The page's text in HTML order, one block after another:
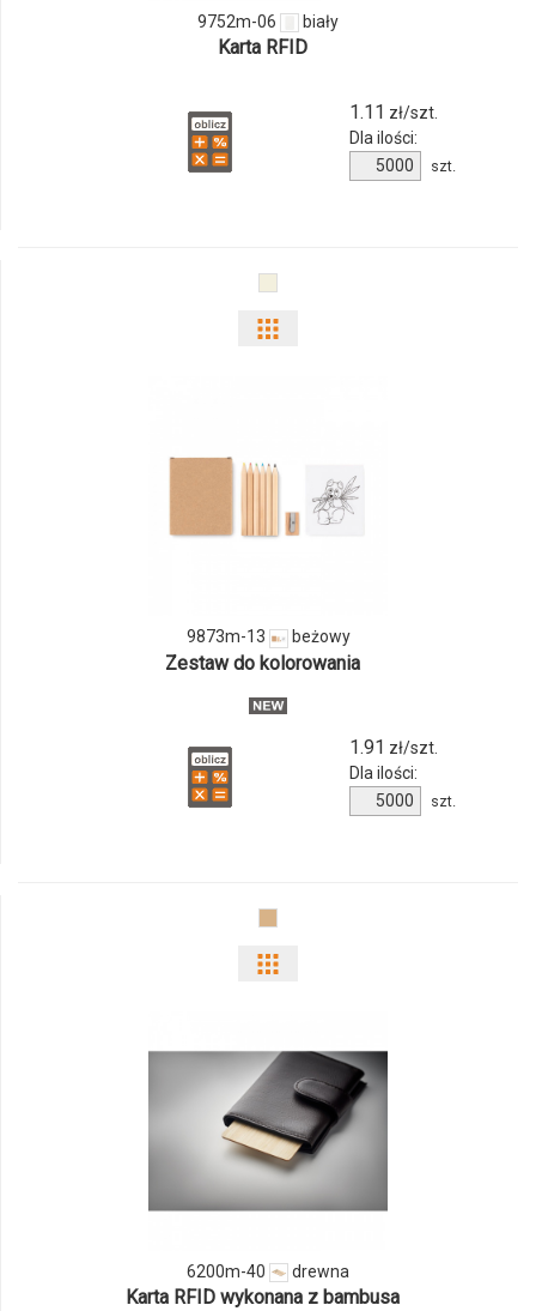
9752m-06 biały
Karta RFID
1.11 zł/szt.
Dla ilości:
Ilość
produktu
szt.
ilości
produktu
9873m-13 beżowy
Zestaw do kolorowania
1.91 zł/szt.
Dla ilości:
Ilość
produktu
szt.
i
ilości
produktu
6200m-
6200m-40 drewna
Karta RFID wykonana z bambusa